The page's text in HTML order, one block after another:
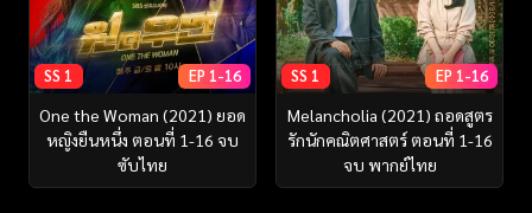
SS 1 EP 1-16
One the Woman (2021) ยอด
หญิงยืนหนึ่ง ตอนที่ 1-16 จบ
ซับไทย
SS 1 EP 1-16
Melancholia (2021) ถอดสูตร
รักนักคณิตศาสตร์ ตอนที่ 1-16
จบ พากย์ไทย